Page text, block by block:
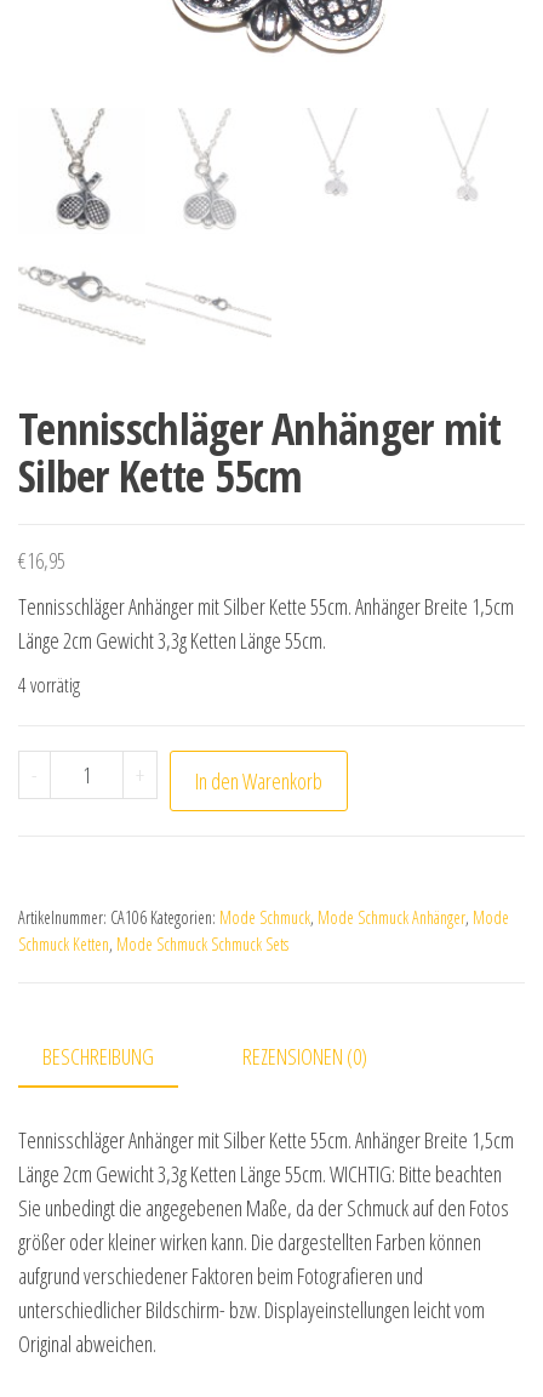
Tennisschläger Anhänger mit
Silber Kette 55cm
€16,95
Tennisschläger Anhänger mit Silber Kette 55cm. Anhänger Breite 1,5cm
Länge 2cm Gewicht 3,3g Ketten Länge 55cm.
4 vorrätig
- Tennisschläger Anhänger mit Silber Kette 55cm Menge
+ In den Warenkorb
Artikelnummer: CA106 Kategorien: Mode Schmuck, Mode Schmuck Anhänger, Mode
Schmuck Ketten, Mode Schmuck Schmuck Sets
BESCHREIBUNG REZENSIONEN (0)
Tennisschläger Anhänger mit Silber Kette 55cm. Anhänger Breite 1,5cm
Länge 2cm Gewicht 3,3g Ketten Länge 55cm. WICHTIG: Bitte beachten
Sie unbedingt die angegebenen Maße, da der Schmuck auf den Fotos
größer oder kleiner wirken kann. Die dargestellten Farben können
aufgrund verschiedener Faktoren beim Fotografieren und
unterschiedlicher Bildschirm- bzw. Displayeinstellungen leicht vom
Original abweichen.